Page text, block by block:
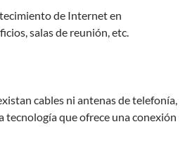
de Internet en
salas de reunión, etc.
cables ni antenas de telefonía,
que ofrece una conexión